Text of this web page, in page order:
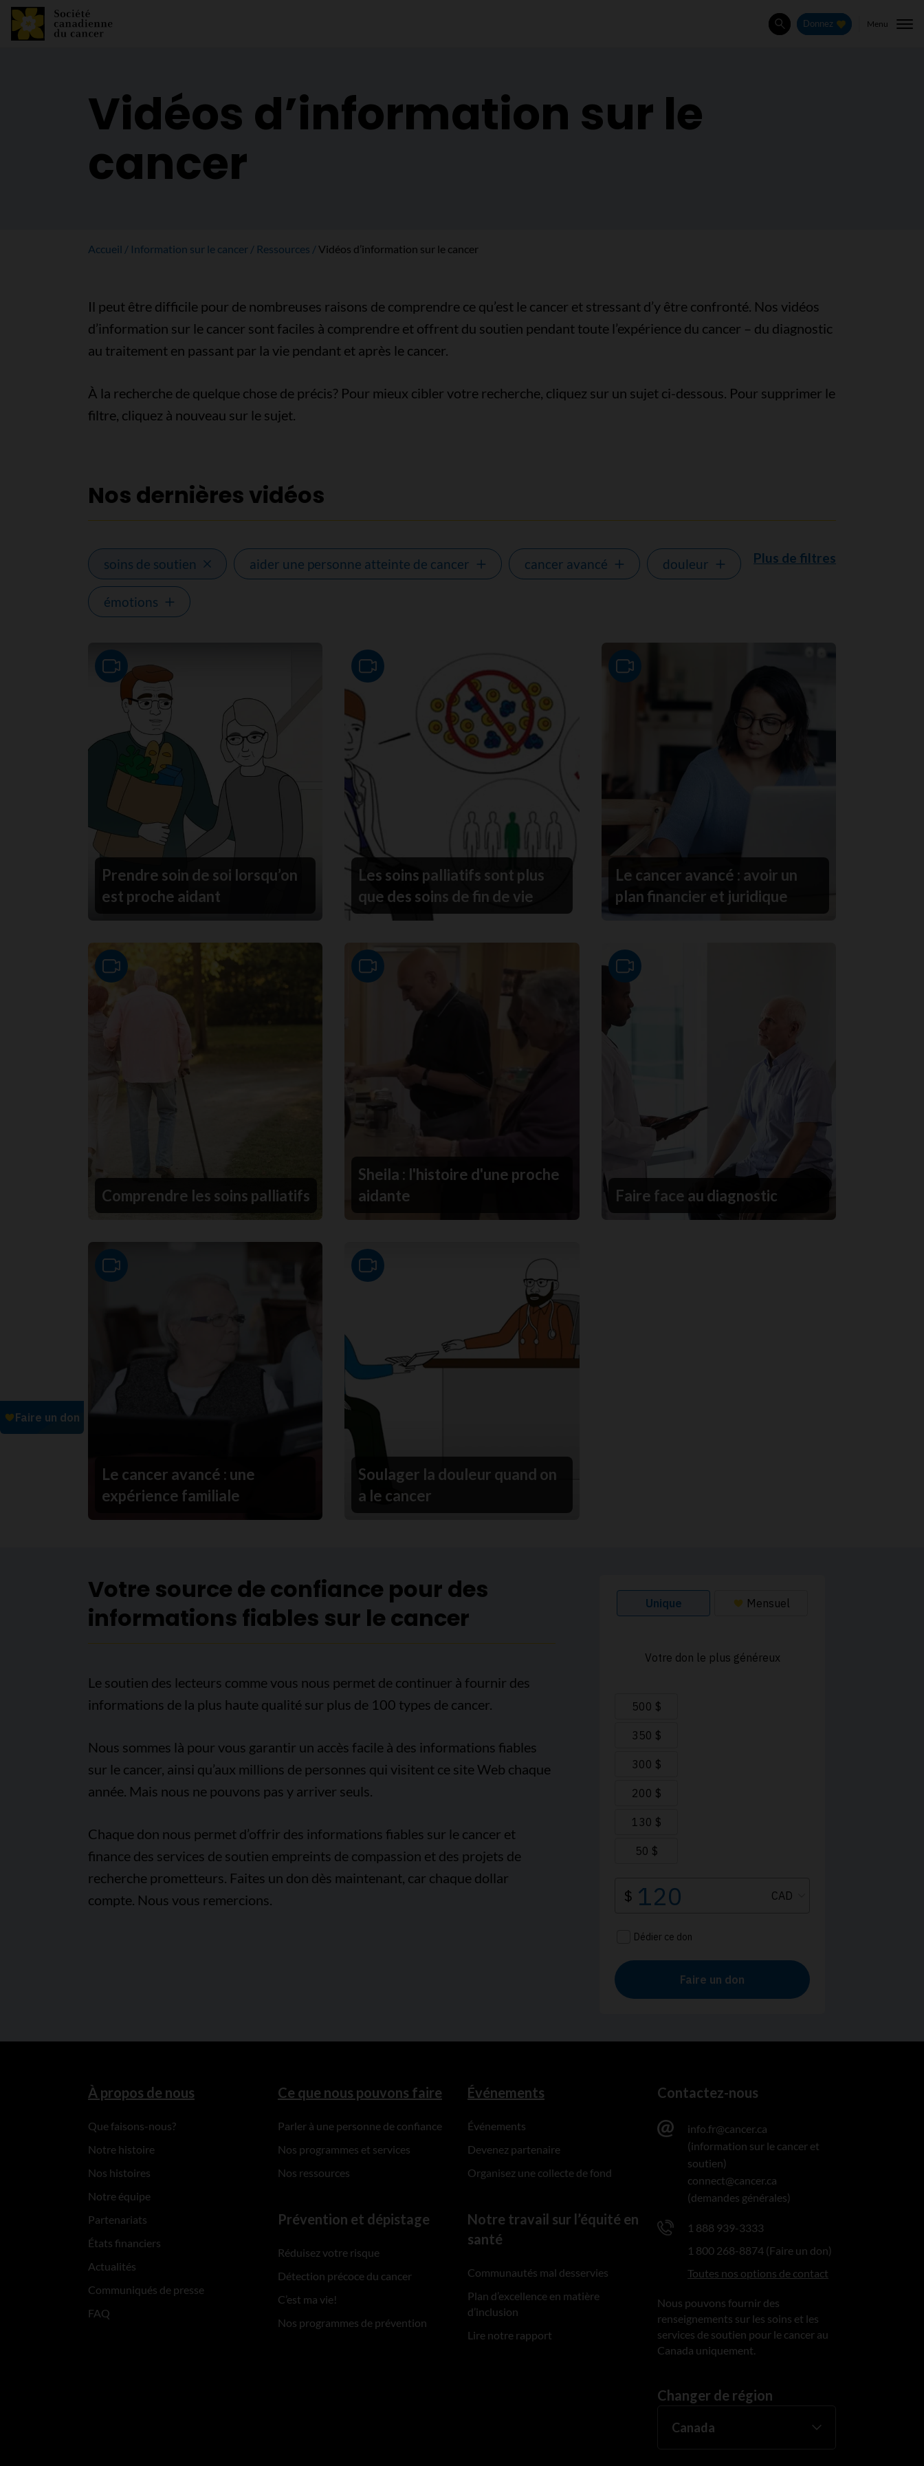
Rechercher
Donnez Menu
Vidéos d’information sur le
cancer
Accueil Information sur le cancer Ressources Vidéos d’information sur le cancer
Il peut être difficile pour de nombreuses raisons de comprendre ce qu’est le cancer et stressant d’y être confronté. Nos vidéos
d’information sur le cancer sont faciles à comprendre et offrent du soutien pendant toute l’expérience du cancer – du diagnostic
au traitement en passant par la vie pendant et après le cancer.
À la recherche de quelque chose de précis? Pour mieux cibler votre recherche, cliquez sur un sujet ci-dessous. Pour supprimer le
filtre, cliquez à nouveau sur le sujet.
Nos dernières vidéos
soins de soutien aider une personne atteinte de cancer cancer avancé douleur
émotions
Plus de filtres
Video
Prendre soin de soi lorsqu’on
est proche aidant
Video
Les soins palliatifs sont plus
que des soins de fin de vie
Video
Le cancer avancé : avoir un
plan financier et juridique
Video
Comprendre les soins palliatifs
Video
Sheila : l'histoire d'une proche
aidante
Video
Faire face au diagnostic
Video
Le cancer avancé : une
expérience familiale
Video
Soulager la douleur quand on
a le cancer
Votre source de confiance pour des
informations fiables sur le cancer
Le soutien des lecteurs comme vous nous permet de continuer à fournir des
informations de la plus haute qualité sur plus de 100 types de cancer.
Nous sommes là pour vous garantir un accès facile à des informations fiables
sur le cancer, ainsi qu’aux millions de personnes qui visitent ce site Web chaque
année. Mais nous ne pouvons pas y arriver seuls.
Chaque don nous permet d’offrir des informations fiables sur le cancer et
finance des services de soutien empreints de compassion et des projets de
recherche prometteurs. Faites un don dès maintenant, car chaque dollar
compte. Nous vous remercions.
À propos de nous
Que faisons-nous?
Notre histoire
Nos histoires
Notre équipe
Partenariats
États financiers
Actualités
Communiqués de presse
FAQ
Ce que nous pouvons faire
Parler à une personne de confiance
Nos programmes et services
Nos ressources
Prévention et dépistage
Réduisez votre risque
Détection précoce du cancer
C’est ma vie!
Nos programmes de prévention
Événements
Événements
Devenez partenaire
Organisez une collecte de fond
Notre travail sur l’équité en
santé
Communautés mal desservies
Plan d’excellence en matière
d’inclusion
Lire notre rapport
Contactez-nous
info.fr@cancer.ca
(information sur le cancer et
soutien)
connect@cancer.ca
(demandes générales)
1 888 939-3333
1 800 268-8874 (Faire un don)
Toutes nos options de contact
Nous pouvons fournir des
renseignements sur les soins et les
services de soutien pour le cancer au
Canada uniquement.
Changer de région